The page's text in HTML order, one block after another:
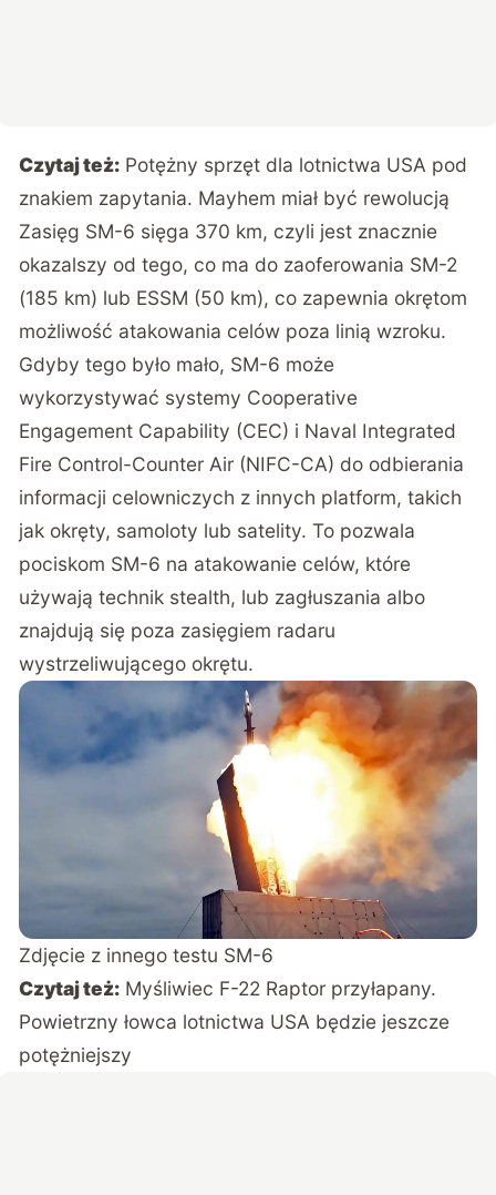
Czytaj też: Potężny sprzęt dla lotnictwa USA pod
znakiem zapytania. Mayhem miał być rewolucją
Zasięg SM-6 sięga 370 km, czyli jest znacznie
okazalszy od tego, co ma do zaoferowania SM-2
(185 km) lub ESSM (50 km), co zapewnia okrętom
możliwość atakowania celów poza linią wzroku.
Gdyby tego było mało, SM-6 może
wykorzystywać systemy Cooperative
Engagement Capability (CEC) i Naval Integrated
Fire Control-Counter Air (NIFC-CA) do odbierania
informacji celowniczych z innych platform, takich
jak okręty, samoloty lub satelity. To pozwala
pociskom SM-6 na atakowanie celów, które
używają technik stealth, lub zagłuszania albo
znajdują się poza zasięgiem radaru
wystrzeliwującego okrętu.
Zdjęcie z innego testu SM-6
Czytaj też: Myśliwiec F-22 Raptor przyłapany.
Powietrzny łowca lotnictwa USA będzie jeszcze
potężniejszy